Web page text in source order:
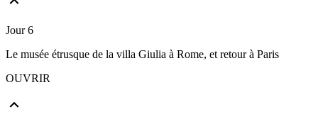
Jour 6
Le musée étrusque de la villa Giulia à Rome, et retour à Paris
OUVRIR